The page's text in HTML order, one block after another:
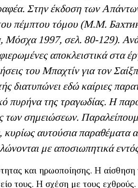
Στην έκδοση των
πέμπτου τόμου (М.М.
Μόσχα 1997, σελ. 80-129).
αποκλειστικά στα
του Μπαχτίν για τον
διατυπώνει εδώ καίριες
πυρήνα της τραγωδίας. Η
των σημειώσεων.
κυρίως αυτούσια παραθέματα
με αποσιωπητικά
και ηρωοποίησης. Η αίσθηση
τους. Η σχέση με τους